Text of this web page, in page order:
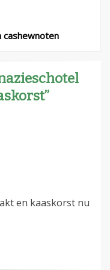
cashewnoten
en kaaskorst nu